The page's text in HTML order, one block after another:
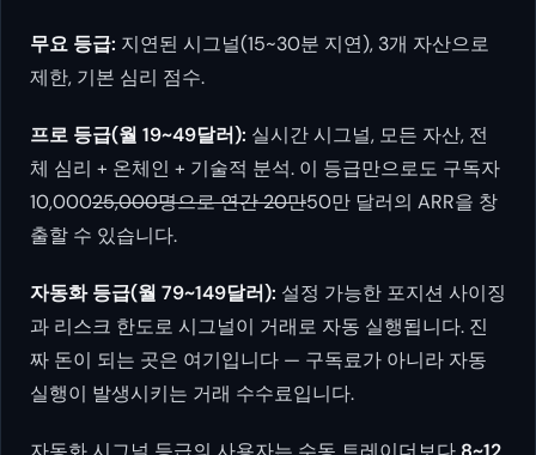
무요 등급: 지연된 시그널(15~30분 지연), 3개 자산으로
제한, 기본 심리 점수.
프로 등급(월 19~49달러): 실시간 시그널, 모든 자산, 전
체 심리 + 온체인 + 기술적 분석. 이 등급만으로도 구독자
10,00025,000명으로 연간 20만50만 달러의 ARR을 창
출할 수 있습니다.
자동화 등급(월 79~149달러): 설정 가능한 포지션 사이징
과 리스크 한도로 시그널이 거래로 자동 실행됩니다. 진
짜 돈이 되는 곳은 여기입니다 — 구독료가 아니라 자동
실행이 발생시키는 거래 수수료입니다.